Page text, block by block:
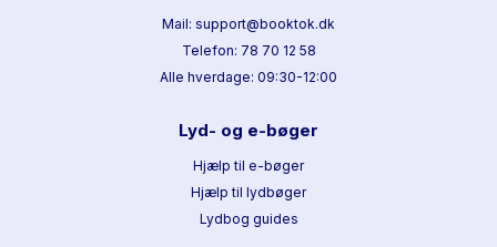
Mail: support@booktok.dk
Telefon: 78 70 12 58
Alle hverdage: 09:30-12:00
Lyd- og e-bøger
Hjælp til e-bøger
Hjælp til lydbøger
Lydbog guides